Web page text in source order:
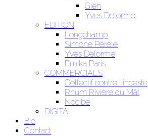
Gien
Yves Delorme
EDITION
Longchamp
Simone Pérèle
Yves Delorme
Emika Paris
COMMERCIALS
Collectif contre l'inceste
Rhum Rivière du Mât
Nocibé
DIGITAL
Bio
Contact